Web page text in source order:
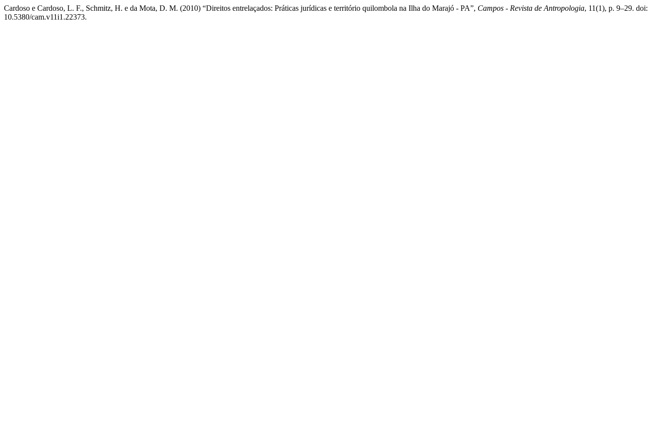
Cardoso e Cardoso, L. F., Schmitz, H. e da Mota, D. M. (2010) “Direitos entrelaçados: Práticas jurídicas e território quilombola na Ilha do Marajó - PA”, Campos - Revista de Antropologia, 11(1), p. 9–29. doi:
10.5380/cam.v11i1.22373.